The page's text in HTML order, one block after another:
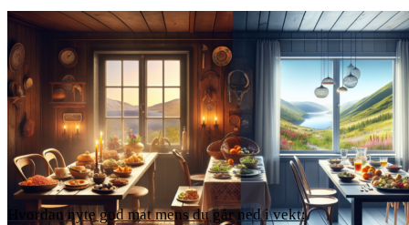
Hvordan nyte god mat mens du går ned i vekt: